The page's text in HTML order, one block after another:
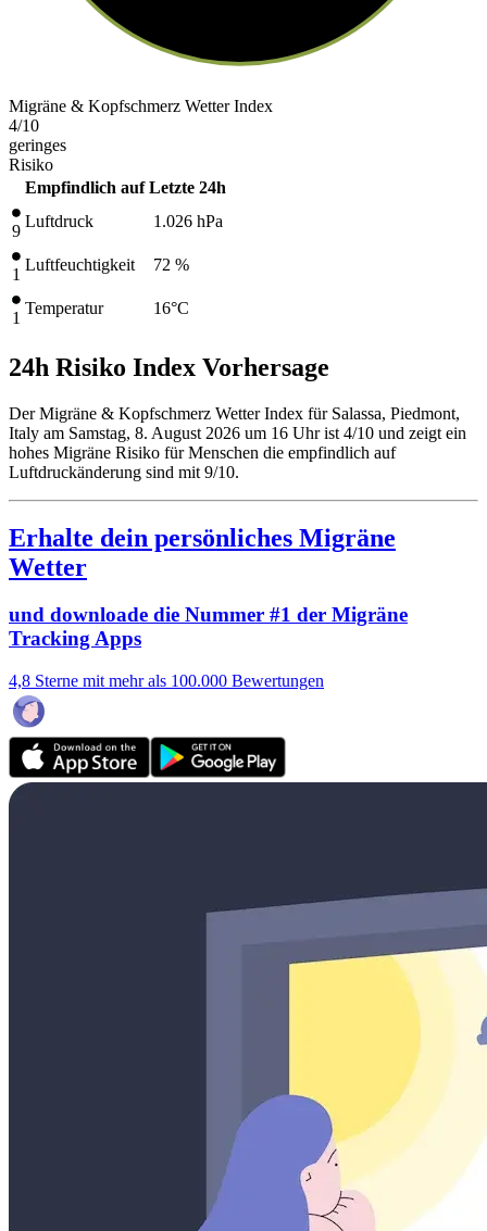
Migräne & Kopfschmerz Wetter Index
4/10
geringes
Risiko
Empfindlich auf Letzte 24h
9
Luftdruck 1.026 hPa
1
Luftfeuchtigkeit 72 %
1
Temperatur 16°C
24h Risiko Index Vorhersage
Der Migräne & Kopfschmerz Wetter Index für Salassa, Piedmont,
Italy am Samstag, 8. August 2026 um 16 Uhr ist 4/10 und zeigt ein
hohes Migräne Risiko für Menschen die empfindlich auf
Luftdruckänderung sind mit 9/10.
Erhalte dein persönliches Migräne
Wetter
und downloade die Nummer #1 der Migräne
Tracking Apps
4,8 Sterne mit mehr als 100.000 Bewertungen